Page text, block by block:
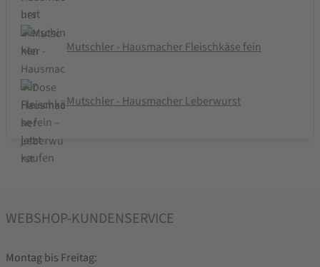
Mutschler - Hausmacher Fleischkäse fein
Mutschler - Hausmacher Leberwurst
WEBSHOP-KUNDENSERVICE
Montag bis Freitag: